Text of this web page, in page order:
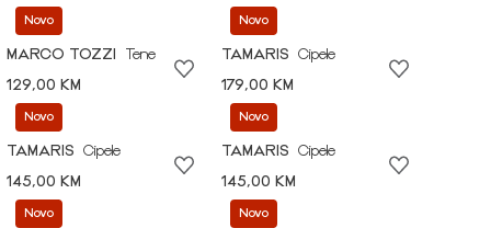
Novo
MARCO TOZZI
Tene
129,00 KM
Novo
TAMARIS
Cipele
179,00 KM
Novo
TAMARIS
Cipele
145,00 KM
Novo
TAMARIS
Cipele
145,00 KM
Novo Novo